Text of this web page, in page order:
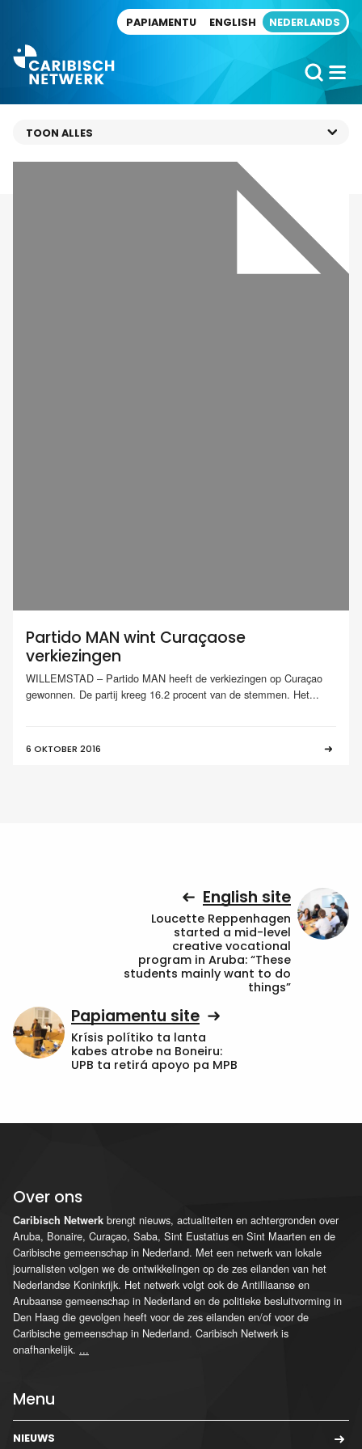
PAPIAMENTU ENGLISH NEDERLANDS
Partido MAN wint Curaçaose
verkiezingen
WILLEMSTAD – Partido MAN heeft de verkiezingen op Curaçao
gewonnen. De partij kreeg 16.2 procent van de stemmen. Het...
6 OKTOBER 2016
English site
Loucette Reppenhagen
started a mid-level
creative vocational
program in Aruba: “These
students mainly want to do
things”
Papiamentu site
Krísis polítiko ta lanta
kabes atrobe na Boneiru:
UPB ta retirá apoyo pa MPB
Over ons
Caribisch Netwerk brengt nieuws, actualiteiten en achtergronden over
Aruba, Bonaire, Curaçao, Saba, Sint Eustatius en Sint Maarten en de
Caribische gemeenschap in Nederland. Met een netwerk van lokale
journalisten volgen we de ontwikkelingen op de zes eilanden van het
Nederlandse Koninkrijk. Het netwerk volgt ook de Antilliaanse en
Arubaanse gemeenschap in Nederland en de politieke besluitvorming in
Den Haag die gevolgen heeft voor de zes eilanden en/of voor de
Caribische gemeenschap in Nederland. Caribisch Netwerk is
onafhankelijk. ...
Menu
NIEUWS